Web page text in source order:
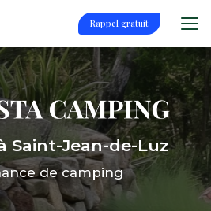
Rappel gratuit
Saint-Jean-de-Luz
de camping